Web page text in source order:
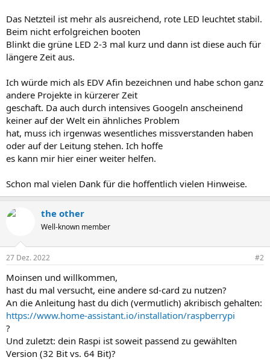
Das Netzteil ist mehr als ausreichend, rote LED leuchtet stabil.
Beim nicht erfolgreichen booten
Blinkt die grüne LED 2-3 mal kurz und dann ist diese auch für
längere Zeit aus.
Ich würde mich als EDV Afin bezeichnen und habe schon ganz
andere Projekte in kürzerer Zeit
geschaft. Da auch durch intensives Googeln anscheinend
keiner auf der Welt ein ähnliches Problem
hat, muss ich irgenwas wesentliches missverstanden haben
oder auf der Leitung stehen. Ich hoffe
es kann mir hier einer weiter helfen.
Schon mal vielen Dank für die hoffentlich vielen Hinweise.
the other
Well-known member
27 Dez. 2022 #2
Moinsen und willkommen,
hast du mal versucht, eine andere sd-card zu nutzen?
An die Anleitung hast du dich (vermutlich) akribisch gehalten:
https://www.home-assistant.io/installation/raspberrypi
?
Und zuletzt: dein Raspi ist soweit passend zu gewählten
Version (32 Bit vs. 64 Bit)?